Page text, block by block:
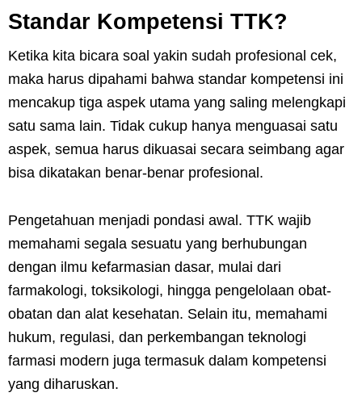
Standar Kompetensi TTK?
Ketika kita bicara soal yakin sudah profesional cek,
maka harus dipahami bahwa standar kompetensi ini
mencakup tiga aspek utama yang saling melengkapi
satu sama lain. Tidak cukup hanya menguasai satu
aspek, semua harus dikuasai secara seimbang agar
bisa dikatakan benar-benar profesional.
Pengetahuan menjadi pondasi awal. TTK wajib
memahami segala sesuatu yang berhubungan
dengan ilmu kefarmasian dasar, mulai dari
farmakologi, toksikologi, hingga pengelolaan obat-
obatan dan alat kesehatan. Selain itu, memahami
hukum, regulasi, dan perkembangan teknologi
farmasi modern juga termasuk dalam kompetensi
yang diharuskan.